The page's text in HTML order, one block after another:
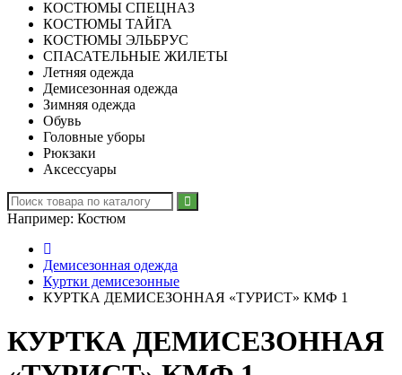
КОСТЮМЫ СПЕЦНАЗ
КОСТЮМЫ ТАЙГА
КОСТЮМЫ ЭЛЬБРУС
СПАСАТЕЛЬНЫЕ ЖИЛЕТЫ
Летняя одежда
Демисезонная одежда
Зимняя одежда
Обувь
Головные уборы
Рюкзаки
Аксессуары
Например: Костюм
Демисезонная одежда
Куртки демисезонные
КУРТКА ДЕМИСЕЗОННАЯ «ТУРИСТ» КМФ 1
КУРТКА ДЕМИСЕЗОННАЯ